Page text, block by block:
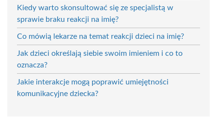
Kiedy warto skonsultować się ze specjalistą w
sprawie braku reakcji na imię?
Co mówią lekarze na temat reakcji dzieci na imię?
Jak dzieci określają siebie swoim imieniem i co to
oznacza?
Jakie interakcje mogą poprawić umiejętności
komunikacyjne dziecka?